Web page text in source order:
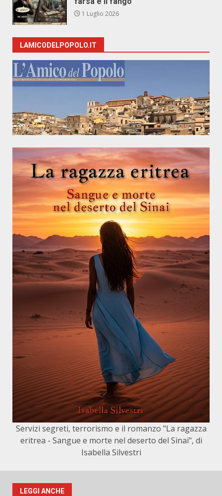
1 Luglio 2026
LAMICODELPOPOLO.IT
Servizi segreti, terrorismo e il romanzo "La ragazza
eritrea - Sangue e morte nel deserto del Sinai", di
Isabella Silvestri
LEGGI ANCHE